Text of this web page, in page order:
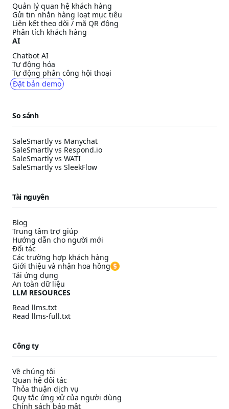
Quản lý quan hệ khách hàng
Gửi tin nhắn hàng loạt mục tiêu
Liên kết theo dõi / mã QR động
Phân tích khách hàng
AI
Chatbot AI
Tự động hóa
Tự động phân công hội thoại
Đặt bản demo
So sánh
SaleSmartly vs Manychat
SaleSmartly vs Respond.io
SaleSmartly vs WATI
SaleSmartly vs SleekFlow
Tài nguyên
Blog
Trung tâm trợ giúp
Hướng dẫn cho người mới
Đối tác
Các trường hợp khách hàng
Giới thiệu và nhận hoa hồng
Tải ứng dụng
An toàn dữ liệu
LLM RESOURCES
Read llms.txt
Read llms-full.txt
Công ty
Về chúng tôi
Quan hệ đối tác
Thỏa thuận dịch vụ
Quy tắc ứng xử của người dùng
Chính sách bảo mật